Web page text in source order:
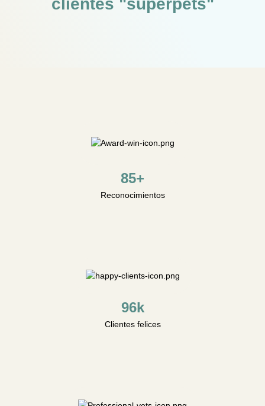
clientes "superpets"
85+
Reconocimientos
96k
Clientes felices